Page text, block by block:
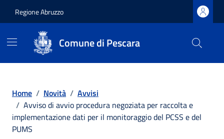
Regione Abruzzo
Comune di Pescara
Home / Novità / Avvisi
/ Avviso di avvio procedura negoziata per raccolta e
implementazione dati per il monitoraggio del PCSS e del
PUMS